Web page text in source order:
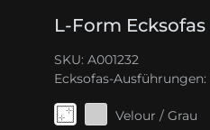
L-Form Ecksofas
SKU: A001232
Ecksofas-Ausführungen:
Velour / Grau